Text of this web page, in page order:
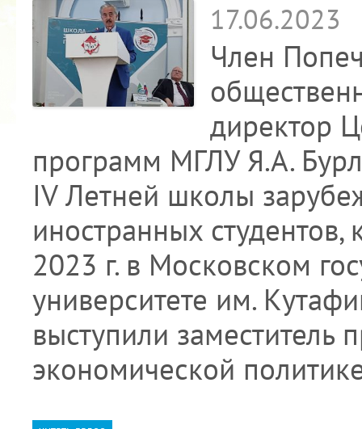
17.06.2023
Член
директор
программ МГЛУ Я.А.
IV Летней школы
иностранных
2023 г. в Московском
университете им.
выступили заместитель
экономической